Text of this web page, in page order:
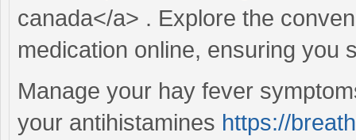
canada</a> . Explore the
medication online, ensuring you
Manage your hay fever
your antihistamines https://